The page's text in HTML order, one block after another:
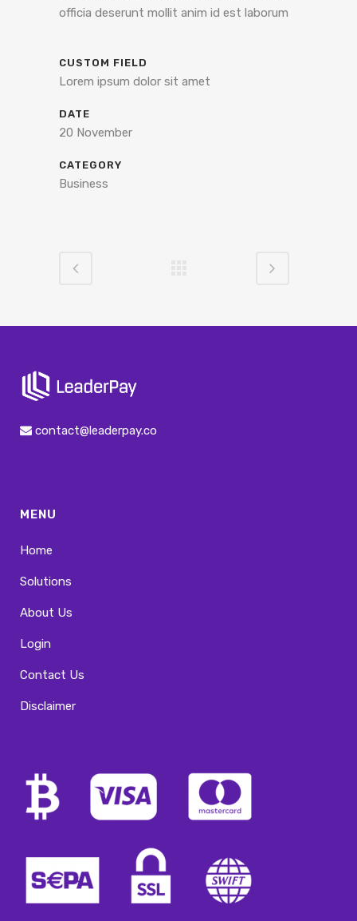
officia deserunt mollit anim id est laborum
CUSTOM FIELD
Lorem ipsum dolor sit amet
DATE
20 November
CATEGORY
Business
contact@leaderpay.co
MENU
Home
Solutions
About Us
Login
Contact Us
Disclaimer